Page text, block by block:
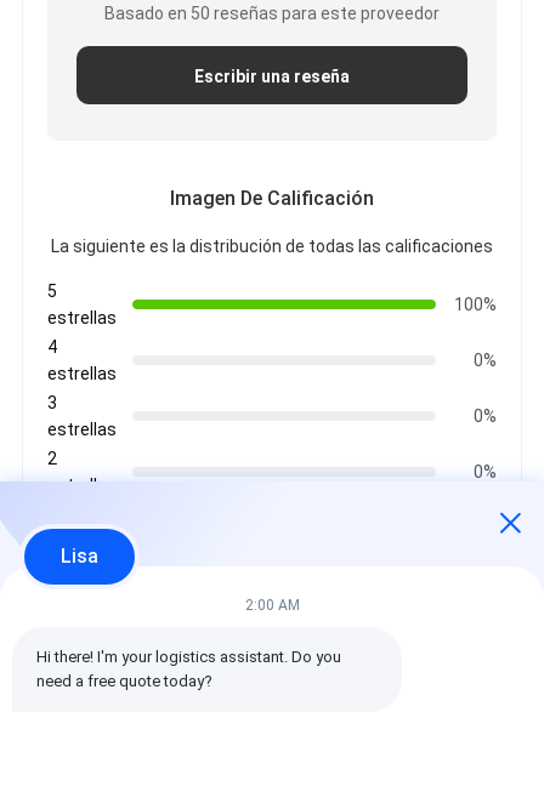
Basado en 50 reseñas para este proveedor
Escribir una reseña
Imagen De Calificación
La siguiente es la distribución de todas las calificaciones
5
estrellas
100%
4
estrellas
0%
3
estrellas
0%
2
estrellas
0%
emin
Lisa
2:00 AM
Hi there! I'm your logistics assistant. Do you
need a free quote today?